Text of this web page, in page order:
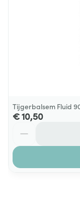
Tijgerbalsem Fluid
€ 10,50